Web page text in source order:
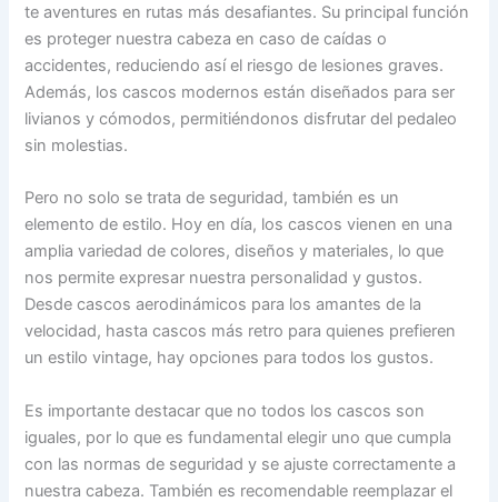
te aventures en rutas más desafiantes. Su principal función
es proteger nuestra cabeza en caso de caídas o
accidentes, reduciendo así el riesgo de lesiones graves.
Además, los cascos modernos están diseñados para ser
livianos y cómodos, permitiéndonos disfrutar del pedaleo
sin molestias.
Pero no solo se trata de seguridad, también es un
elemento de estilo. Hoy en día, los cascos vienen en una
amplia variedad de colores, diseños y materiales, lo que
nos permite expresar nuestra personalidad y gustos.
Desde cascos aerodinámicos para los amantes de la
velocidad, hasta cascos más retro para quienes prefieren
un estilo vintage, hay opciones para todos los gustos.
Es importante destacar que no todos los cascos son
iguales, por lo que es fundamental elegir uno que cumpla
con las normas de seguridad y se ajuste correctamente a
nuestra cabeza. También es recomendable reemplazar el